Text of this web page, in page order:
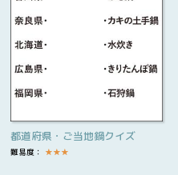
都道府県・ご当地鍋クイズ
難易度： ★★★